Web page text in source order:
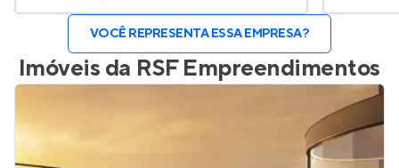
VOCÊ REPRESENTA ESSA EMPRESA?
Imóveis da RSF Empreendimentos